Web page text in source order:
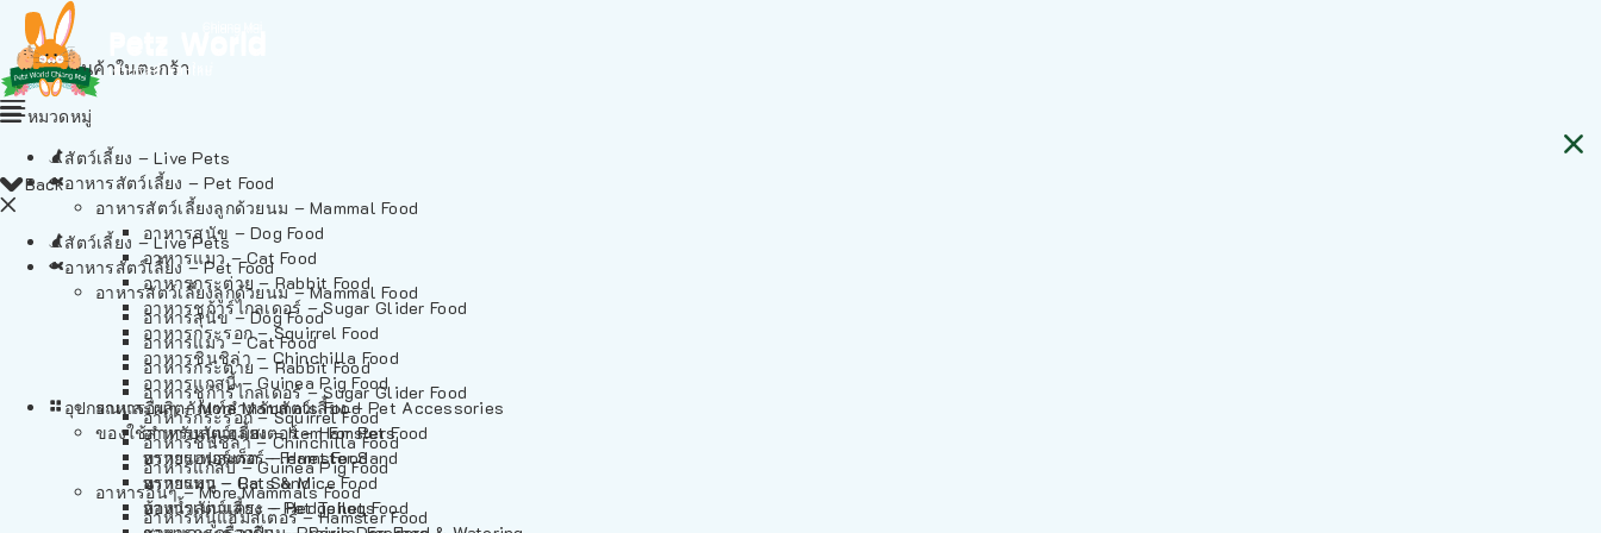
ไม่มีสินค้าในตะกร้า
Back
สัตว์เลี้ยง – Live Pets
อาหารสัตว์เลี้ยง – Pet Food
อาหารสัตว์เลี้ยงลูกด้วยนม – Mammal Food
อาหารสุนัข – Dog Food
อาหารแมว – Cat Food
อาหารกระต่าย – Rabbit Food
อาหารชูก้าร์ไกลเดอร์ – Sugar Glider Food
อาหารกระรอก – Squirrel Food
อาหารชินชิล่า – Chinchilla Food
อาหารแกสบี้ – Guinea Pig Food
อาหารอื่นๆ – More Mammals Food
อาหารหนูแฮมสเตอร์ – Hamster Food
หมวดหมู่
สัตว์เลี้ยง – Live Pets
อาหารสัตว์เลี้ยง – Pet Food
อาหารสัตว์เลี้ยงลูกด้วยนม – Mammal Food
อาหารสุนัข – Dog Food
อาหารแมว – Cat Food
อาหารกระต่าย – Rabbit Food
อาหารชูก้าร์ไกลเดอร์ – Sugar Glider Food
อาหารกระรอก – Squirrel Food
อาหารชินชิล่า – Chinchilla Food
อาหารแกสบี้ – Guinea Pig Food
อาหารอื่นๆ – More Mammals Food
อาหารหนูแฮมสเตอร์ – Hamster Food
อาหารเฟอร์เร็ต – Ferret Food
อาหารหนู – Rats & Mice Food
อาหารเม่นแคระ – Hedgehog Food
อุปกรณและผลิตภัณฑ์สำหรับสัตว์เลี้ยง – Pet Accessories
ของใช้สำหรับสัตว์เลี้ยง – Item For Pets
ทรายแฮมสเตอร์ – Hamster Sand
ทรายแมว – Cat Sand
ห้องน้ำสัตว์เลี้ยง – Pet Toilets